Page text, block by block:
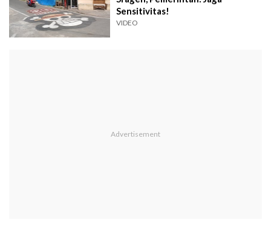
Sensitivitas!
VIDEO